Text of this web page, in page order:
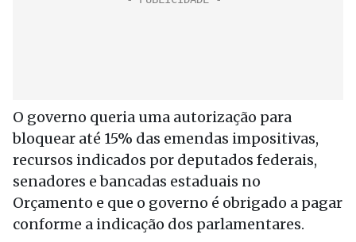
O governo queria uma autorização para
bloquear até 15% das emendas impositivas,
recursos indicados por deputados federais,
senadores e bancadas estaduais no
Orçamento e que o governo é obrigado a pagar
conforme a indicação dos parlamentares.